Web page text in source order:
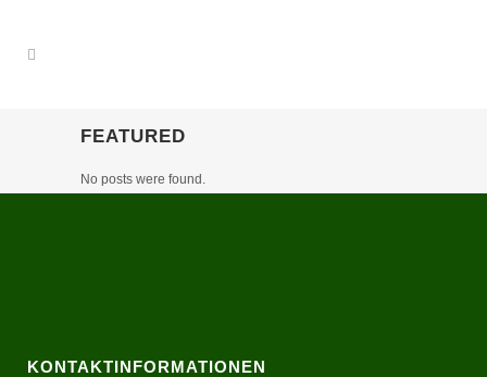
FEATURED
No posts were found.
KONTAKTINFORMATIONEN